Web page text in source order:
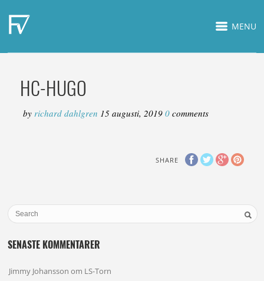
MENU
HC-HUGO
byrichard dahlgren 15 augusti, 2019 0comments
SHARE
SENASTE KOMMENTARER
Jimmy Johansson om LS-Torn